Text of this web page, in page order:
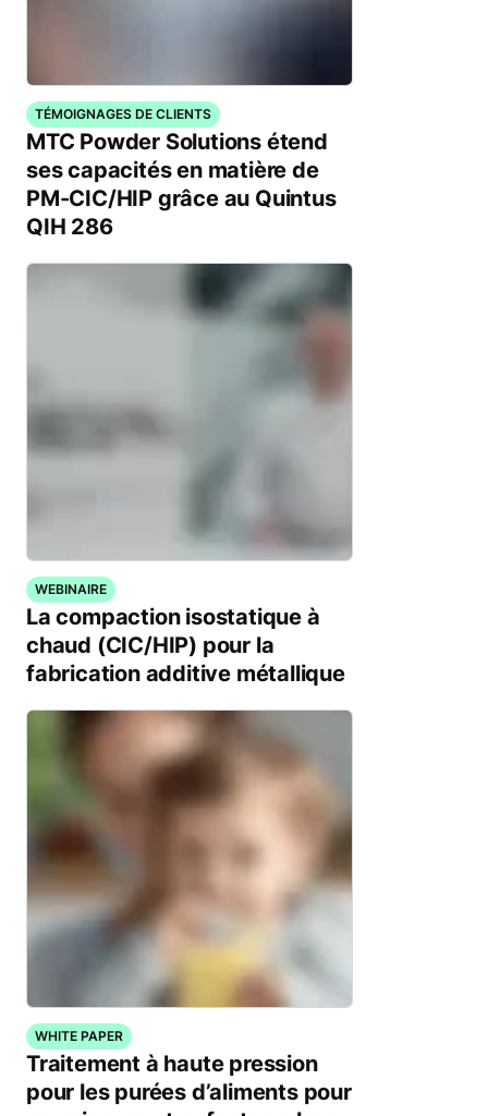
TÉMOIGNAGES DE CLIENTS
MTC Powder Solutions étend
ses capacités en matière de
PM-CIC/HIP grâce au Quintus
QIH 286
WEBINAIRE
La compaction isostatique à
chaud (CIC/HIP) pour la
fabrication additive métallique
WHITE PAPER
Traitement à haute pression
pour les purées d’aliments pour